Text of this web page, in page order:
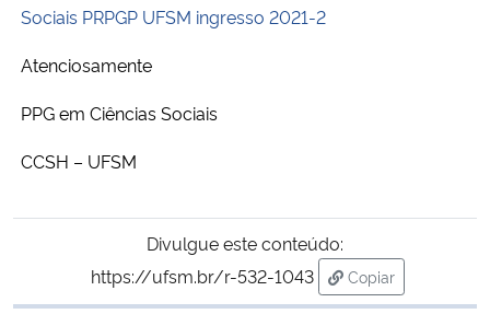
Sociais PRPGP UFSM ingresso 2021-2
Atenciosamente
PPG em Ciências Sociais
CCSH – UFSM
Divulgue este conteúdo:
https://ufsm.br/r-532-1043
Copiar
para área de